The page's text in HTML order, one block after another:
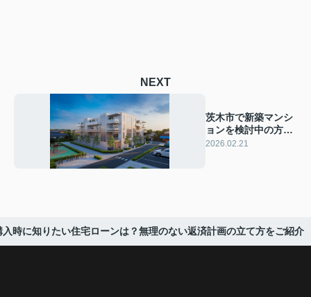
NEXT
茨木市で新築マンシ
ョンを検討中の方必
見！子育て環境の特
2026.02.21
時に知りたい住宅ローンは？無理のない返済計画の立て方をご紹介